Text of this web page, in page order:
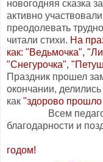
новогодняя сказка
активно
преодолевать
читали стихи. На
как: "Ведьмочка",
"Снегурочка",
Праздник прошел
окончании,
как "здорово
Всем педагогам
благодарности и
годом!